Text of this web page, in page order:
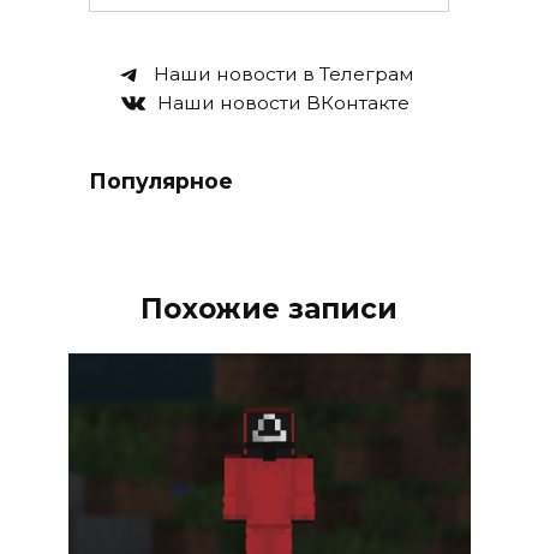
Наши новости в Телеграм
Наши новости ВКонтакте
Популярное
Похожие записи